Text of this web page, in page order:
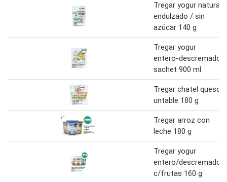
Tregar yogur natural
endulzado / sin
azúcar 140 g
Tregar yogur
entero-descremado
sachet 900 ml
Tregar chatel queso
untable 180 g
Tregar arroz con
leche 180 g
Tregar yogur
entero/descremado
c/frutas 160 g